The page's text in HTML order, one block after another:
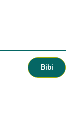
Bibi